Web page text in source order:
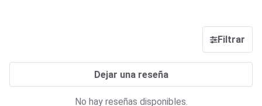
Filtrar
Dejar una reseña
No hay reseñas disponibles.